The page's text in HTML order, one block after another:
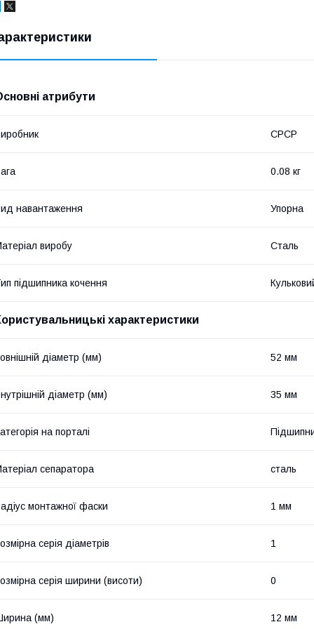
атрибути
СРСР
0.08 кг
навантаження Упорна
виробу Сталь
підшипника кочення
характеристики
діаметр (мм) 52 мм
діаметр (мм) 35 мм
на порталі
сепаратора сталь
монтажної фаски 1 мм
серія діаметрів 1
серія ширини (висоти) 0
(мм) 12 мм